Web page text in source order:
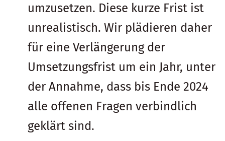
umzusetzen. Diese kurze Frist ist
unrealistisch. Wir plädieren daher
für eine Verlängerung der
Umsetzungsfrist um ein Jahr, unter
der Annahme, dass bis Ende 2024
alle offenen Fragen verbindlich
geklärt sind.